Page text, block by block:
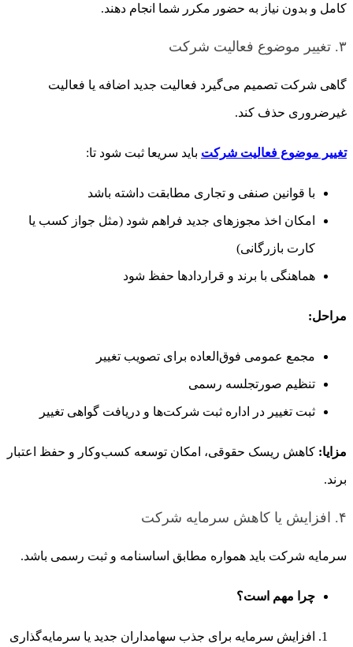
کامل و بدون نیاز به حضور مکرر شما انجام دهند.
۳. تغییر موضوع فعالیت شرکت
گاهی شرکت تصمیم می‌گیرد فعالیت جدید اضافه یا فعالیت
غیرضروری حذف کند.
تغییر موضوع فعالیت شرکت باید سریعا ثبت شود تا:
با قوانین صنفی و تجاری مطابقت داشته باشد
امکان اخذ مجوزهای جدید فراهم شود (مثل جواز کسب یا
کارت بازرگانی)
هماهنگی با برند و قراردادها حفظ شود
مراحل:
مجمع عمومی فوق‌العاده برای تصویب تغییر
تنظیم صورتجلسه رسمی
ثبت تغییر در اداره ثبت شرکت‌ها و دریافت گواهی تغییر
مزایا: کاهش ریسک حقوقی، امکان توسعه کسب‌وکار و حفظ اعتبار
برند.
۴. افزایش یا کاهش سرمایه شرکت
سرمایه شرکت باید همواره مطابق اساسنامه و ثبت رسمی باشد.
چرا مهم است؟
افزایش سرمایه برای جذب سهامداران جدید یا سرمایه‌گذاری